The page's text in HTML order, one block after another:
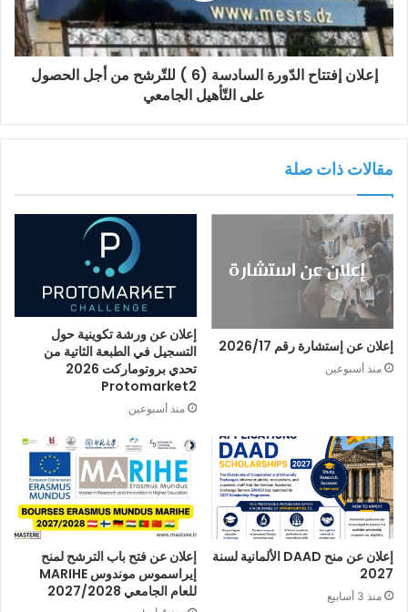
إعلان إفتتاح الدّورة السادسة (6 ) للتّرشح من أجل الحصول
على التّأهيل الجامعي
مقالات ذات صلة
إعلان عن إستشارة رقم 2026/17
منذ أسبوعين
إعلان عن ورشة تكوينية حول
التسجيل في الطبعة الثاتية من
تحدي بروتوماركت 2026
Protomarket2
منذ أسبوعين
إعلان عن منح DAAD الألمانية لسنة
2027
منذ 3 أسابيع
إعلان عن فتح باب الترشح لمنح
إيراسموس موندوس MARIHE
للعام الجامعي 2027/2028